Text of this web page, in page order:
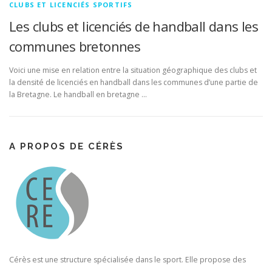
CLUBS ET LICENCIÉS SPORTIFS
Les clubs et licenciés de handball dans les
communes bretonnes
Voici une mise en relation entre la situation géographique des clubs et
la densité de licenciés en handball dans les communes d’une partie de
la Bretagne. Le handball en bretagne …
A PROPOS DE CÉRÈS
Cérès est une structure spécialisée dans le sport. Elle propose des